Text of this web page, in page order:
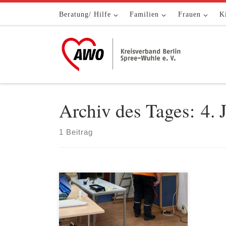
Zum Inhalt springenBeratung/ Hilfe Familien Frauen
Archiv des Tages: 4.
1 Beitrag
Im AWO Stadtteiltreff Hellersdorf-
Nord wurde das neue Jahr mit
Verschönerungsarbeiten begonnen.
Der Klubraum erhält einen neuen